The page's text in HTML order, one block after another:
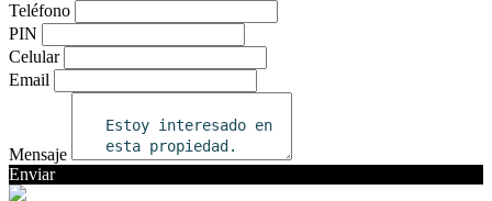
Teléfono
PIN
Celular
Email
Mensaje
Enviar